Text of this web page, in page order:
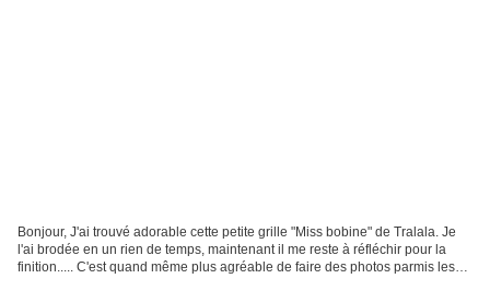
Bonjour, J'ai trouvé adorable cette petite grille "Miss bobine" de Tralala. Je
l'ai brodée en un rien de temps, maintenant il me reste à réfléchir pour la
finition..... C'est quand même plus agréable de faire des photos parmis les